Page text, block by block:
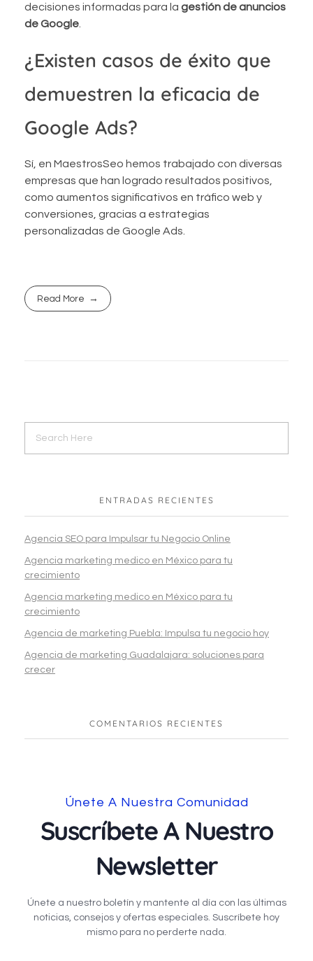
decisiones informadas para la gestión de anuncios
de Google
¿Existen casos de éxito que
demuestren la eficacia de
Google Ads?
Sí, en MaestrosSeo hemos trabajado con diversas
empresas que han logrado resultados positivos,
como aumentos significativos en tráfico web y
conversiones, gracias a estrategias
personalizadas de Google Ads.
Read More
ENTRADAS RECIENTES
Agencia SEO para Impulsar tu Negocio Online
Agencia marketing medico en México para tu
crecimiento
Agencia marketing medico en México para tu
crecimiento
Agencia de marketing Puebla: Impulsa tu negocio hoy
Agencia de marketing Guadalajara: soluciones para
crecer
COMENTARIOS RECIENTES
Únete A Nuestra Comunidad
Suscríbete A Nuestro
Newsletter
Únete a nuestro boletín y mantente al día con las últimas
noticias, consejos y ofertas especiales. Suscríbete hoy
mismo para no perderte nada.